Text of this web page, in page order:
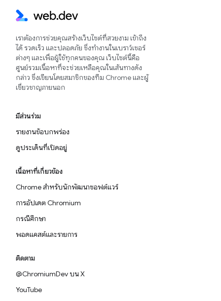
เราต้องการช่วยคุณสร้างเว็บไซต์ที่สวยงาม เข้าถึง
ได้ รวดเร็ว และปลอดภัย ซึ่งทำงานในเบราว์เซอร์
ต่างๆ และเพื่อผู้ใช้ทุกคนของคุณ เว็บไซต์นี้คือ
ศูนย์รวมเนื้อหาที่จะช่วยเหลือคุณในเส้นทางดัง
กล่าว ซึ่งเขียนโดยสมาชิกของทีม Chrome และผู้
เชี่ยวชาญภายนอก
มีส่วนร่วม
รายงานข้อบกพร่อง
ดูประเด็นที่เปิดอยู่
เนื้อหาที่เกี่ยวข้อง
Chrome สำหรับนักพัฒนาซอฟต์แวร์
การอัปเดต Chromium
กรณีศึกษา
พอดแคสต์และรายการ
ติดตาม
@ChromiumDev บน X
YouTube